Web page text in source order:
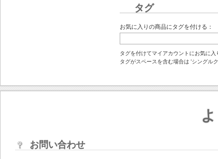
タグ
お気に入りの商品にタグを付ける：
タグを付けてマイアカウントにお気に
タグがスペースを含む場合は 'シングル
お問い合わせ